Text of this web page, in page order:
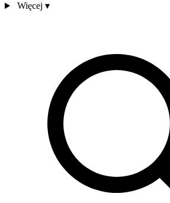
Więcej ▾